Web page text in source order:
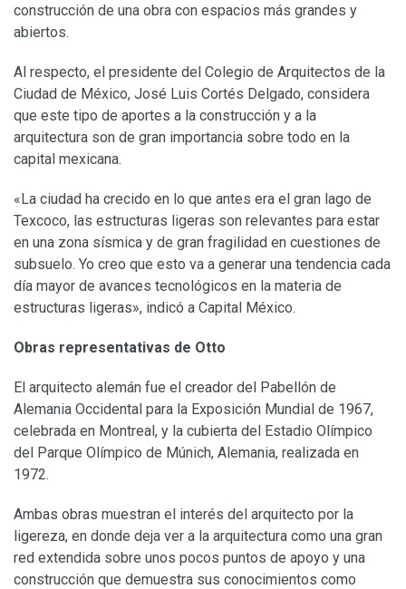
construcción de una obra con espacios más grandes y
abiertos.
Al respecto, el presidente del Colegio de Arquitectos de la
Ciudad de México, José Luis Cortés Delgado, considera
que este tipo de aportes a la construcción y a la
arquitectura son de gran importancia sobre todo en la
capital mexicana.
«La ciudad ha crecido en lo que antes era el gran lago de
Texcoco, las estructuras ligeras son relevantes para estar
en una zona sísmica y de gran fragilidad en cuestiones de
subsuelo. Yo creo que esto va a generar una tendencia cada
día mayor de avances tecnológicos en la materia de
estructuras ligeras», indicó a Capital México.
Obras representativas de Otto
El arquitecto alemán fue el creador del Pabellón de
Alemania Occidental para la Exposición Mundial de 1967,
celebrada en Montreal, y la cubierta del Estadio Olímpico
del Parque Olímpico de Múnich, Alemania, realizada en
1972.
Ambas obras muestran el interés del arquitecto por la
ligereza, en donde deja ver a la arquitectura como una gran
red extendida sobre unos pocos puntos de apoyo y una
construcción que demuestra sus conocimientos como